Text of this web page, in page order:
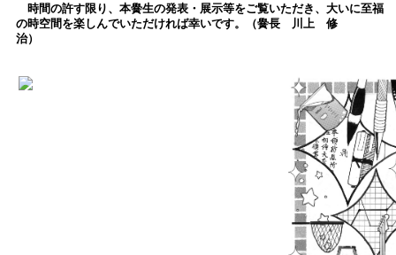
時間の許す限り、本黌生の発表・展示等をご覧いただき、大いに至福
の時空間を楽しんでいただければ幸いです。（黌長 川上 修
治）